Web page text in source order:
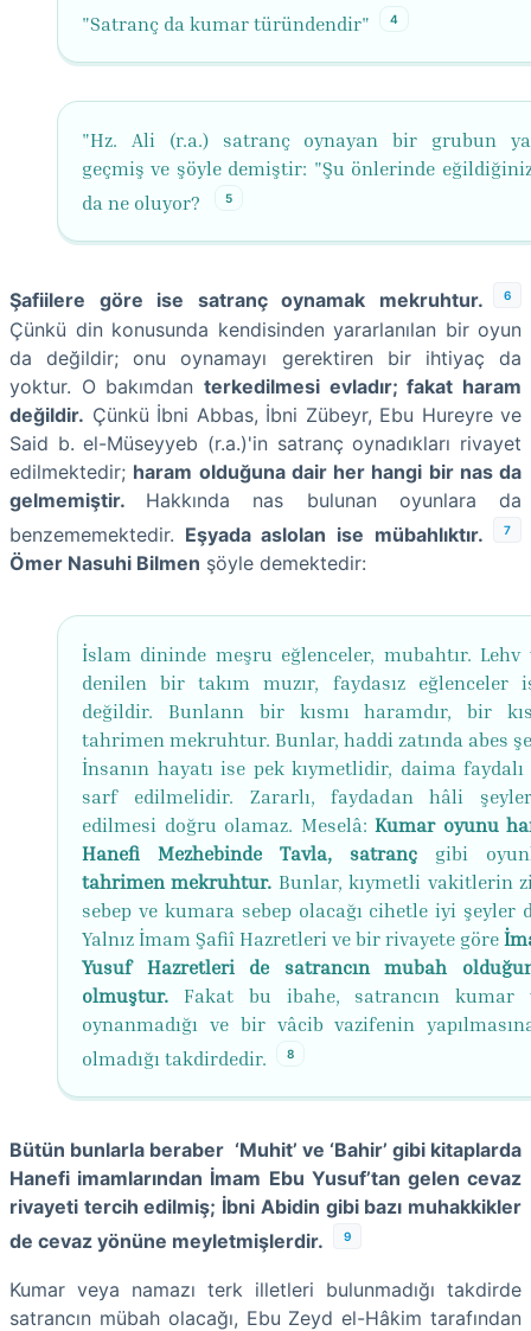
"Satranç da kumar türündendir" 4
"Hz. Ali (r.a.) satranç oynayan bir grubun
geçmiş ve şöyle demiştir: "Şu önlerinde
da ne oluyor?
5
Şafiilere göre ise satranç oynamak mekruhtur. 6
Çünkü din konusunda kendisinden yararlanılan bir oyun
da değildir; onu oynamayı gerektiren bir ihtiyaç da
yoktur. O bakımdan terkedilmesi evladır; fakat haram
değildir. Çünkü İbni Abbas, İbni Zübeyr, Ebu Hureyre ve
Said b. el-Müseyyeb (r.a.)'in satranç oynadıkları rivayet
edilmektedir; haram olduğuna dair her hangi bir nas da
gelmemiştir. Hakkında nas bulunan oyunlara da
benzememektedir. Eşyada aslolan ise mübahlıktır. 7
Ömer Nasuhi Bilmen şöyle demektedir:
İslam dininde meşru eğlenceler, mubahtır. Lehv
denilen bir takım muzır, faydasız eğlenceler
değildir. Bunlann bir kısmı haramdır, bir
tahrimen mekruhtur. Bunlar, haddi zatında abes
İnsanın hayatı ise pek kıymetlidir, daima faydalı
sarf edilmelidir. Zararlı, faydadan hâli
edilmesi doğru olamaz. Meselâ: Kumar oyunu
Hanefi Mezhebinde Tavla, satranç gibi
tahrimen mekruhtur. Bunlar, kıymetli vakitlerin
sebep ve kumara sebep olacağı cihetle iyi şeyler
Yalnız İmam Şafiî Hazretleri ve bir rivayete göre
Yusuf Hazretleri de satrancın mubah
olmuştur. Fakat bu ibahe, satrancın kumar
oynanmadığı ve bir vâcib vazifenin
olmadığı takdirdedir.
8
Bütün bunlarla beraber ‘Muhit’ ve ‘Bahir’ gibi kitaplarda
Hanefi imamlarından İmam Ebu Yusuf’tan gelen cevaz
rivayeti tercih edilmiş; İbni Abidin gibi bazı muhakkikler
de cevaz yönüne meyletmişlerdir.
9
Kumar veya namazı terk illetleri bulunmadığı takdirde
satrancın mübah olacağı, Ebu Zeyd el-Hâkim tarafından